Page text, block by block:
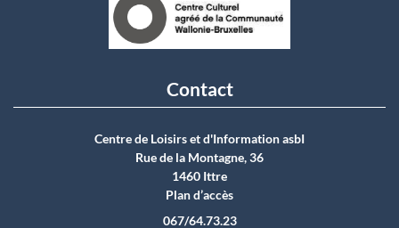
Contact
Centre de Loisirs et d'Information asbI
Rue de la Montagne, 36
1460 Ittre
Plan d’accès
067/64.73.23